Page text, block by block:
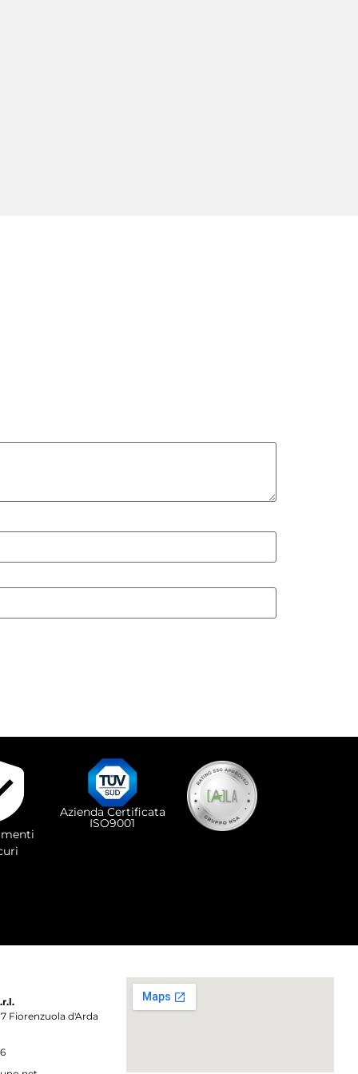
Azienda Certificata
ISO9001
Fiorenzuola d'Arda